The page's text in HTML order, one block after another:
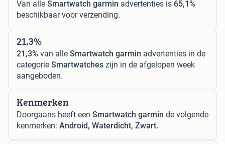
Van alle Smartwatch garmin advertenties is 65,1%
beschikbaar voor verzending.
21,3%
21,3% van alle Smartwatch garmin advertenties in de
categorie Smartwatches zijn in de afgelopen week
aangeboden.
Kenmerken
Doorgaans heeft een Smartwatch garmin de volgende
kenmerken: Android, Waterdicht, Zwart.